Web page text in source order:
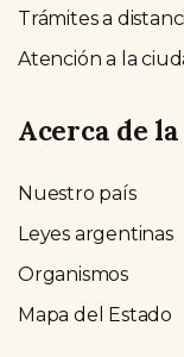
Trámites a
Atención a la
Acerca de
Nuestro país
Leyes argentinas
Organismos
Mapa del Estado